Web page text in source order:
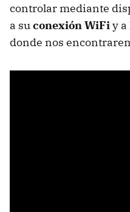
controlar mediante
a suconexión WiFiy a
donde nos